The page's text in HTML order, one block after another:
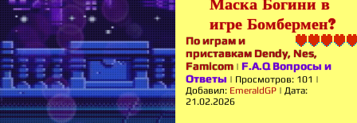
Маска Богини в
игре Бомбермен?
По играм и
приставкам Dendy, Nes,
Famicom | F.A.Q Вопросы и
Ответы | Просмотров: 101 |
Добавил: EmeraldGP | Дата:
21.02.2026